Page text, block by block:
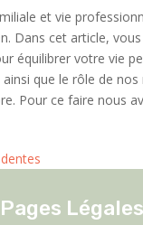
et vie
Dans cet article,
équilibrer votre vie
que le rôle de nos
Pour ce faire nous
Pages Légales